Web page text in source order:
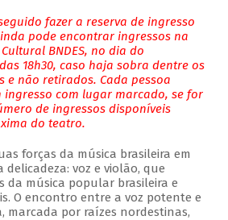
fazer a reserva de ingresso
pode encontrar ingressos na
BNDES, no dia do
18h30, caso haja sobra dentre os
e não retirados. Cada pessoa
ingresso com lugar marcado, se for
de ingressos disponíveis
do teatro.
forças da música brasileira em
voz e violão, que
da música popular brasileira e
O encontro entre a voz potente e
marcada por raízes nordestinas,